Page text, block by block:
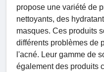
propose une variété de
nettoyants, des
masques. Ces produits
différents problèmes de
l'acné. Leur gamme de
également des produits